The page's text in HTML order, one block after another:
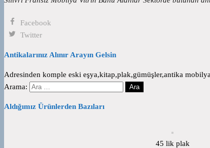
Facebook
Twitter
Antikalarınız Alınır Arayın Gelsin
Adresinden komple eski eşya,kitap,plak,gümüşler,antika
Arama:
Aldığımız Ürünlerden Bazıları
45 lik plak